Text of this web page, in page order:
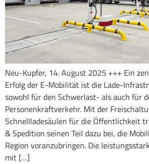
Neu-Kupfer, 14. August 2025 +++ Ein
Erfolg der E-Mobilität ist die Lade-
sowohl für den Schwerlast- als auch für
Personenkraftverkehr. Mit der
Schnellladesäulen für die Öffentlichkeit
& Spedition seinen Teil dazu bei, die
Region voranzubringen. Die
mit […]